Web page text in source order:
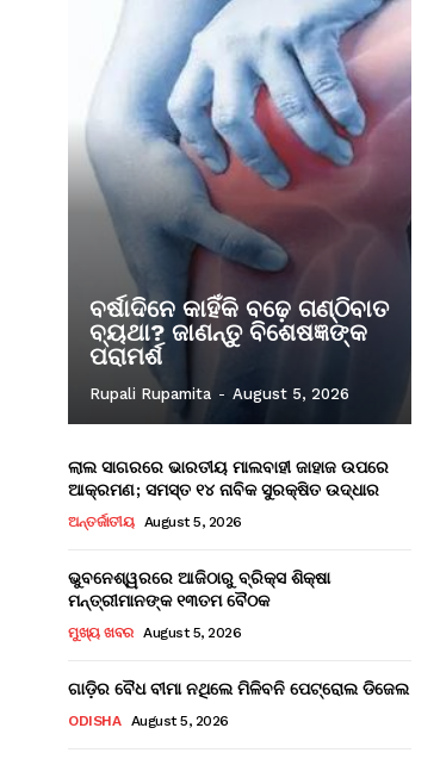
ବର୍ଷାଦିନେ କାହିଁକି ବଢ଼େ ଗଣ୍ଠିବାତ
ବ୍ୟଥା? ଜାଣନ୍ତୁ ବିଶେଷଜ୍ଞଙ୍କ
ପରାମର୍ଶ
Rupali Rupamita - August 5, 2026
ଲାଲ ସାଗରରେ ଭାରତୀୟ ମାଲବାହୀ ଜାହାଜ ଉପରେ
ଆକ୍ରମଣ; ସମସ୍ତ ୧୪ ନାବିକ ସୁରକ୍ଷିତ ଉଦ୍ଧାର
ଅନ୍ତର୍ଜାତୀୟ August 5, 2026
ଭୁବନେଶ୍ୱରରେ ଆଜିଠାରୁ ବ୍ରିକ୍ସ ଶିକ୍ଷା
ମନ୍ତ୍ରୀମାନଙ୍କ ୧୩ତମ ବୈଠକ
ମୁଖ୍ୟ ଖବର August 5, 2026
ଗାଡ଼ିର ବୈଧ ବୀମା ନଥିଲେ ମିଳିବନି ପେଟ୍ରୋଲ ଡିଜେଲ
ODISHA August 5, 2026